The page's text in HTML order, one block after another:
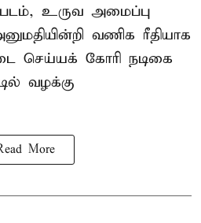
உருவ அமைப்பு
வணிக ரீதியாக
செய்யக் கோரி நடிகை
வழக்கு
More